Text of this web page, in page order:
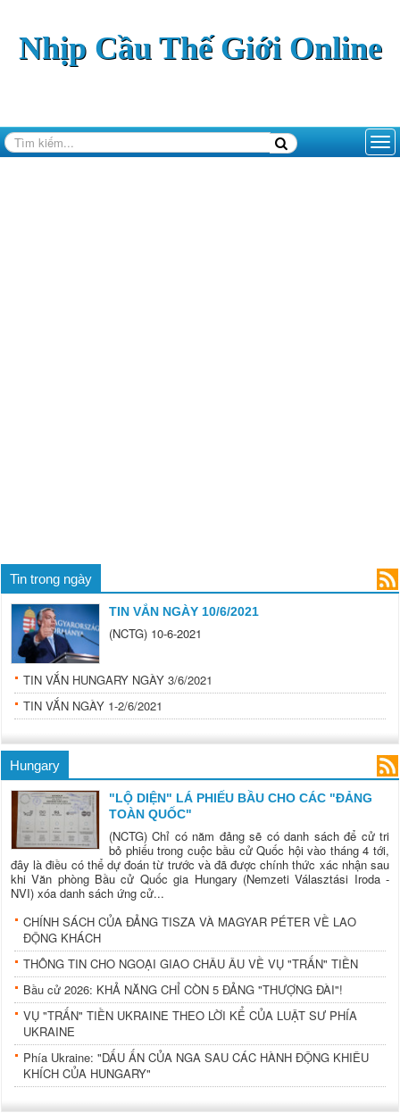
Nhịp Cầu Thế Giới Online
Tin trong ngày
TIN VẮN NGÀY 10/6/2021
(NCTG) 10-6-2021
TIN VẮN HUNGARY NGÀY 3/6/2021
TIN VẮN NGÀY 1-2/6/2021
Hungary
"LỘ DIỆN" LÁ PHIẾU BẦU CHO CÁC "ĐẢNG
TOÀN QUỐC"
(NCTG) Chỉ có năm đảng sẽ có danh sách để cử tri
bỏ phiếu trong cuộc bầu cử Quốc hội vào tháng 4 tới,
đây là điều có thể dự đoán từ trước và đã được chính thức xác nhận sau
khi Văn phòng Bầu cử Quốc gia Hungary (Nemzeti Választási Iroda -
NVI) xóa danh sách ứng cử...
CHÍNH SÁCH CỦA ĐẢNG TISZA VÀ MAGYAR PÉTER VỀ LAO
ĐỘNG KHÁCH
THÔNG TIN CHO NGOẠI GIAO CHÂU ÂU VỀ VỤ "TRẤN" TIỀN
Bầu cử 2026: KHẢ NĂNG CHỈ CÒN 5 ĐẢNG "THƯỢNG ĐÀI"!
VỤ "TRẤN" TIỀN UKRAINE THEO LỜI KỂ CỦA LUẬT SƯ PHÍA
UKRAINE
Phía Ukraine: "DẤU ẤN CỦA NGA SAU CÁC HÀNH ĐỘNG KHIÊU
KHÍCH CỦA HUNGARY"